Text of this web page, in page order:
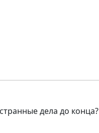
дела до конца?